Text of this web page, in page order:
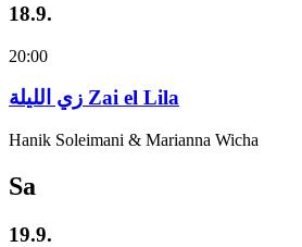
18.9.
20:00
زي‌ اللیلة Zai el Lila
Hanik Soleimani & Marianna Wicha
Sa
19.9.